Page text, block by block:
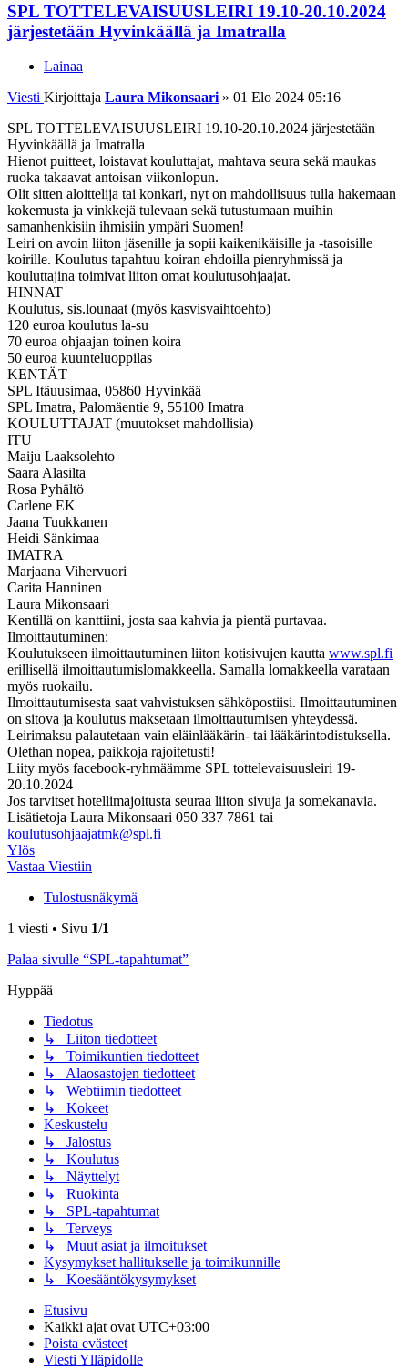
SPL TOTTELEVAISUUSLEIRI 19.10-20.10.2024
järjestetään Hyvinkäällä ja Imatralla
Lainaa
Viesti Kirjoittaja Laura Mikonsaari » 01 Elo 2024 05:16
SPL TOTTELEVAISUUSLEIRI 19.10-20.10.2024 järjestetään
Hyvinkäällä ja Imatralla
Hienot puitteet, loistavat kouluttajat, mahtava seura sekä maukas
ruoka takaavat antoisan viikonlopun.
Olit sitten aloittelija tai konkari, nyt on mahdollisuus tulla hakemaan
kokemusta ja vinkkejä tulevaan sekä tutustumaan muihin
samanhenkisiin ihmisiin ympäri Suomen!
Leiri on avoin liiton jäsenille ja sopii kaikenikäisille ja -tasoisille
koirille. Koulutus tapahtuu koiran ehdoilla pienryhmissä ja
kouluttajina toimivat liiton omat koulutusohjaajat.
HINNAT
Koulutus, sis.lounaat (myös kasvisvaihtoehto)
120 euroa koulutus la-su
70 euroa ohjaajan toinen koira
50 euroa kuunteluoppilas
KENTÄT
SPL Itäuusimaa, 05860 Hyvinkää
SPL Imatra, Palomäentie 9, 55100 Imatra
KOULUTTAJAT (muutokset mahdollisia)
ITU
Maiju Laaksolehto
Saara Alasilta
Rosa Pyhältö
Carlene EK
Jaana Tuukkanen
Heidi Sänkimaa
IMATRA
Marjaana Vihervuori
Carita Hanninen
Laura Mikonsaari
Kentillä on kanttiini, josta saa kahvia ja pientä purtavaa.
Ilmoittautuminen:
Koulutukseen ilmoittautuminen liiton kotisivujen kautta www.spl.fi
erillisellä ilmoittautumislomakkeella. Samalla lomakkeella varataan
myös ruokailu.
Ilmoittautumisesta saat vahvistuksen sähköpostiisi. Ilmoittautuminen
on sitova ja koulutus maksetaan ilmoittautumisen yhteydessä.
Leirimaksu palautetaan vain eläinlääkärin- tai lääkärintodistuksella.
Olethan nopea, paikkoja rajoitetusti!
Liity myös facebook-ryhmäämme SPL tottelevaisuusleiri 19-
20.10.2024
Jos tarvitset hotellimajoitusta seuraa liiton sivuja ja somekanavia.
Lisätietoja Laura Mikonsaari 050 337 7861 tai
koulutusohjaajatmk@spl.fi
Ylös
Vastaa Viestiin
Tulostusnäkymä
1 viesti • Sivu 1/1
Palaa sivulle “SPL-tapahtumat”
Hyppää
Tiedotus
↳ Liiton tiedotteet
↳ Toimikuntien tiedotteet
↳ Alaosastojen tiedotteet
↳ Webtiimin tiedotteet
↳ Kokeet
Keskustelu
↳ Jalostus
↳ Koulutus
↳ Näyttelyt
↳ Ruokinta
↳ SPL-tapahtumat
↳ Terveys
↳ Muut asiat ja ilmoitukset
Kysymykset hallitukselle ja toimikunnille
↳ Koesääntökysymykset
Etusivu
Kaikki ajat ovat UTC+03:00
Poista evästeet
Viesti Ylläpidolle